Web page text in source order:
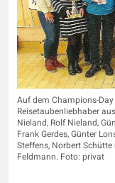
Auf dem Champions-
Reisetaubenliebhaber
Nieland, Rolf Nieland,
Frank Gerdes, Günter
Steffens, Norbert
Feldmann. Foto: privat